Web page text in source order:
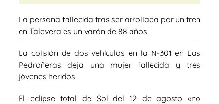
La persona fallecida tras ser arrollada por un tren
en Talavera es un varón de 88 años
La colisión de dos vehículos en la N-301 en Las
Pedroñeras deja una mujer fallecida y tres
jóvenes heridos
El eclipse total de Sol del 12 de agosto «no